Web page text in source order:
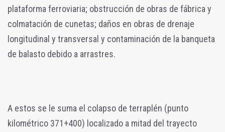
plataforma ferroviaria; obstrucción de obras de fábrica y
colmatación de cunetas; daños en obras de drenaje
longitudinal y transversal y contaminación de la banqueta
de balasto debido a arrastres.
A estos se le suma el colapso de terraplén (punto
kilométrico 371+400) localizado a mitad del trayecto